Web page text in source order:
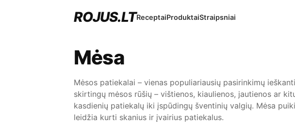
ROJUS.LTReceptaiProduktaiStraipsniai
Mėsa
Mėsos patiekalai – vienas populiariausių pasirinkimų
skirtingų mėsos rūšių – vištienos, kiaulienos, jautienos ar
kasdienių patiekalų iki įspūdingų šventinių valgių. Mėsa
leidžia kurti skanius ir įvairius patiekalus.